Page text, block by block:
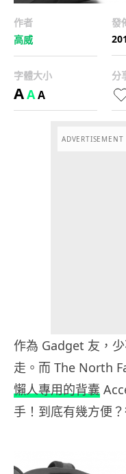
作者
高威
發
字體大小
AAA
分
ADVERTISEMENT
作為 Gadget 友，
走。而 The North
懶人專用的背囊
手！到底有幾方便